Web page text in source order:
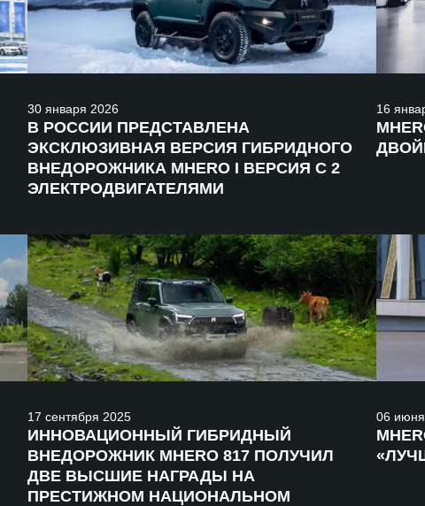
30 января 2026
В РОССИИ ПРЕДСТАВЛЕНА
ЭКСКЛЮЗИВНАЯ ВЕРСИЯ ГИБРИДНОГО
ВНЕДОРОЖНИКА MHERO I ВЕРСИЯ С 2
ЭЛЕКТРОДВИГАТЕЛЯМИ
16
17 сентября 2025
ИННОВАЦИОННЫЙ ГИБРИДНЫЙ
ВНЕДОРОЖНИК MHERO 817 ПОЛУЧИЛ
ДВЕ ВЫСШИЕ НАГРАДЫ НА
ПРЕСТИЖНОМ НАЦИОНАЛЬНОМ
06 июня